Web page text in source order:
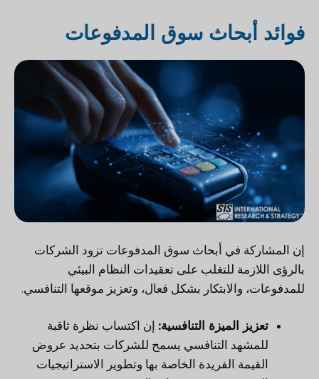
فوائد أبحاث سوق المدفوعات
إن المشاركة في أبحاث سوق المدفوعات تزود الشركات
بالرؤى اللازمة للتغلب على تعقيدات النظام البيئي
للمدفوعات، والابتكار بشكل فعال، وتعزيز موقعها التنافسي.
تعزيز الميزة التنافسية: إن اكتساب نظرة ثاقبة
للمشهد التنافسي يسمح للشركات بتحديد عروض
القيمة الفريدة الخاصة بها وتطوير الاستراتيجيات